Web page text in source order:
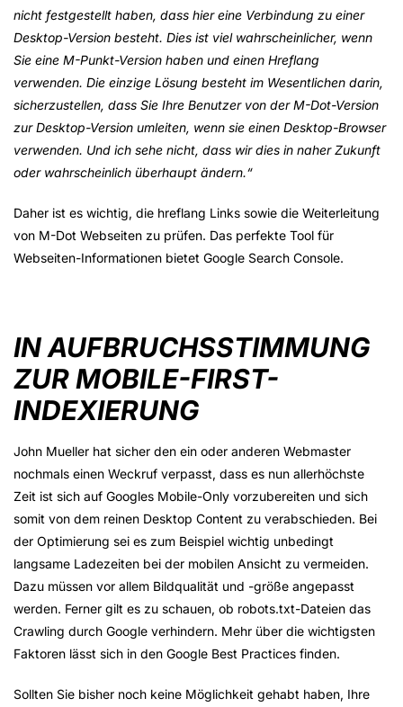
nicht festgestellt haben, dass hier eine Verbindung zu einer
Desktop-Version besteht. Dies ist viel wahrscheinlicher, wenn
Sie eine M-Punkt-Version haben und einen Hreflang
verwenden. Die einzige Lösung besteht im Wesentlichen darin,
sicherzustellen, dass Sie Ihre Benutzer von der M-Dot-Version
zur Desktop-Version umleiten, wenn sie einen Desktop-Browser
verwenden. Und ich sehe nicht, dass wir dies in naher Zukunft
oder wahrscheinlich überhaupt ändern.“
Daher ist es wichtig, die hreflang Links sowie die Weiterleitung
von M-Dot Webseiten zu prüfen. Das perfekte Tool für
Webseiten-Informationen bietet Google Search Console.
IN AUFBRUCHSSTIMMUNG
ZUR MOBILE-FIRST-
INDEXIERUNG
John Mueller hat sicher den ein oder anderen Webmaster
nochmals einen Weckruf verpasst, dass es nun allerhöchste
Zeit ist sich auf Googles Mobile-Only vorzubereiten und sich
somit von dem reinen Desktop Content zu verabschieden. Bei
der Optimierung sei es zum Beispiel wichtig unbedingt
langsame Ladezeiten bei der mobilen Ansicht zu vermeiden.
Dazu müssen vor allem Bildqualität und -größe angepasst
werden. Ferner gilt es zu schauen, ob robots.txt-Dateien das
Crawling durch Google verhindern. Mehr über die wichtigsten
Faktoren lässt sich in den Google Best Practices finden.
Sollten Sie bisher noch keine Möglichkeit gehabt haben, Ihre